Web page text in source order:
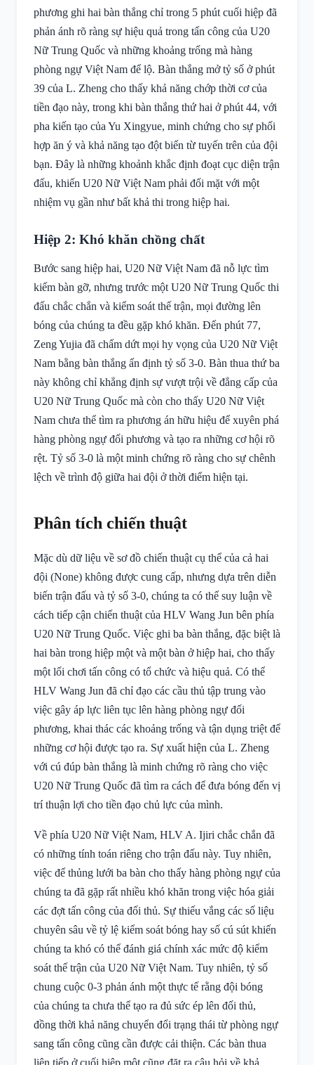
phương ghi hai bàn thắng chỉ trong 5 phút cuối hiệp đã
phản ánh rõ ràng sự hiệu quả trong tấn công của U20
Nữ Trung Quốc và những khoảng trống mà hàng
phòng ngự Việt Nam để lộ. Bàn thắng mở tỷ số ở phút
39 của L. Zheng cho thấy khả năng chớp thời cơ của
tiền đạo này, trong khi bàn thắng thứ hai ở phút 44, với
pha kiến tạo của Yu Xingyue, minh chứng cho sự phối
hợp ăn ý và khả năng tạo đột biến từ tuyến trên của đội
bạn. Đây là những khoảnh khắc định đoạt cục diện trận
đấu, khiến U20 Nữ Việt Nam phải đối mặt với một
nhiệm vụ gần như bất khả thi trong hiệp hai.
Hiệp 2: Khó khăn chồng chất
Bước sang hiệp hai, U20 Nữ Việt Nam đã nỗ lực tìm
kiếm bàn gỡ, nhưng trước một U20 Nữ Trung Quốc thi
đấu chắc chắn và kiểm soát thế trận, mọi đường lên
bóng của chúng ta đều gặp khó khăn. Đến phút 77,
Zeng Yujia đã chấm dứt mọi hy vọng của U20 Nữ Việt
Nam bằng bàn thắng ấn định tỷ số 3-0. Bàn thua thứ ba
này không chỉ khẳng định sự vượt trội về đẳng cấp của
U20 Nữ Trung Quốc mà còn cho thấy U20 Nữ Việt
Nam chưa thể tìm ra phương án hữu hiệu để xuyên phá
hàng phòng ngự đối phương và tạo ra những cơ hội rõ
rệt. Tỷ số 3-0 là một minh chứng rõ ràng cho sự chênh
lệch về trình độ giữa hai đội ở thời điểm hiện tại.
Phân tích chiến thuật
Mặc dù dữ liệu về sơ đồ chiến thuật cụ thể của cả hai
đội (None) không được cung cấp, nhưng dựa trên diễn
biến trận đấu và tỷ số 3-0, chúng ta có thể suy luận về
cách tiếp cận chiến thuật của HLV Wang Jun bên phía
U20 Nữ Trung Quốc. Việc ghi ba bàn thắng, đặc biệt là
hai bàn trong hiệp một và một bàn ở hiệp hai, cho thấy
một lối chơi tấn công có tổ chức và hiệu quả. Có thể
HLV Wang Jun đã chỉ đạo các cầu thủ tập trung vào
việc gây áp lực liên tục lên hàng phòng ngự đối
phương, khai thác các khoảng trống và tận dụng triệt để
những cơ hội được tạo ra. Sự xuất hiện của L. Zheng
với cú đúp bàn thắng là minh chứng rõ ràng cho việc
U20 Nữ Trung Quốc đã tìm ra cách để đưa bóng đến vị
trí thuận lợi cho tiền đạo chủ lực của mình.
Về phía U20 Nữ Việt Nam, HLV A. Ijiri chắc chắn đã
có những tính toán riêng cho trận đấu này. Tuy nhiên,
việc để thủng lưới ba bàn cho thấy hàng phòng ngự của
chúng ta đã gặp rất nhiều khó khăn trong việc hóa giải
các đợt tấn công của đối thủ. Sự thiếu vắng các số liệu
chuyên sâu về tỷ lệ kiểm soát bóng hay số cú sút khiến
chúng ta khó có thể đánh giá chính xác mức độ kiểm
soát thế trận của U20 Nữ Việt Nam. Tuy nhiên, tỷ số
chung cuộc 0-3 phản ánh một thực tế rằng đội bóng
của chúng ta chưa thể tạo ra đủ sức ép lên đối thủ,
đồng thời khả năng chuyển đổi trạng thái từ phòng ngự
sang tấn công cũng cần được cải thiện. Các bàn thua
liên tiếp ở cuối hiệp một cũng đặt ra câu hỏi về khả